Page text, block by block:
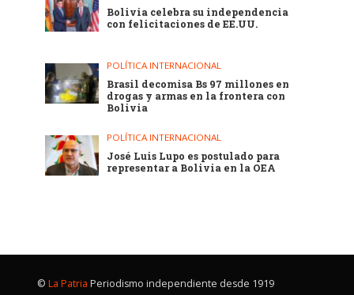
Bolivia celebra su independencia
con felicitaciones de EE.UU.
POLÍTICA INTERNACIONAL
Brasil decomisa Bs 97 millones en
drogas y armas en la frontera con
Bolivia
POLÍTICA INTERNACIONAL
José Luis Lupo es postulado para
representar a Bolivia en la OEA
© La Patria Periodismo independiente desde 1919